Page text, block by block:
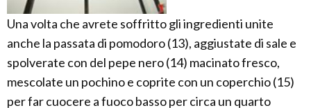
Una volta che avrete soffritto gli ingredienti unite
anche la passata di pomodoro (13), aggiustate di sale e
spolverate con del pepe nero (14) macinato fresco,
mescolate un pochino e coprite con un coperchio (15)
per far cuocere a fuoco basso per circa un quarto